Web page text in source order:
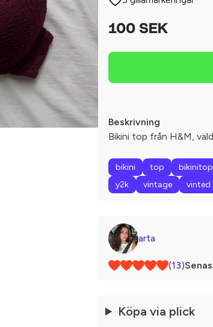
100 SEK
Beskrivning
Bikini top från H&M,
bikini top bikinitop
y2k
vintage vinted
arta
(13)
Köpa via plick